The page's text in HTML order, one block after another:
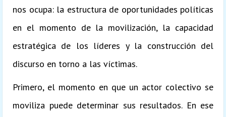
nos ocupa: la estructura de oportunidades políticas
en el momento de la movilización, la capacidad
estratégica de los líderes y la construcción del
discurso en torno a las víctimas.
Primero, el momento en que un actor colectivo se
moviliza puede determinar sus resultados. En ese